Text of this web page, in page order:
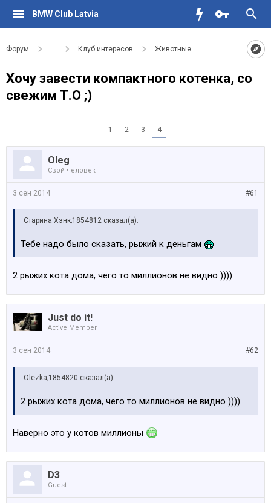
BMW Club Latvia
Форум ... Клуб интересов Животные
Хочу завести компактного котенка, со
свежим Т.О ;)
1 2 3 4
Oleg
Свой человек
#61
3 сен 2014
Старина Хэнк;1854812 сказал(а):
Тебе надо было сказать, рыжий к деньгам
2 рыжих кота дома, чего то миллионов не видно ))))
Just do it!
Active Member
#62
3 сен 2014
Olezka;1854820 сказал(а):
2 рыжих кота дома, чего то миллионов не видно ))))
Наверно это у котов миллионы
D3
Guest